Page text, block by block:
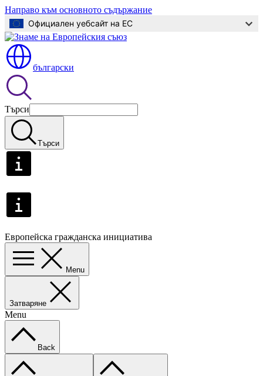
Направо към основното съдържание
Официален уебсайт на ЕС
български
Търси
Търси
Европейска гражданска инициатива
Menu
Затваряне
Menu
Back